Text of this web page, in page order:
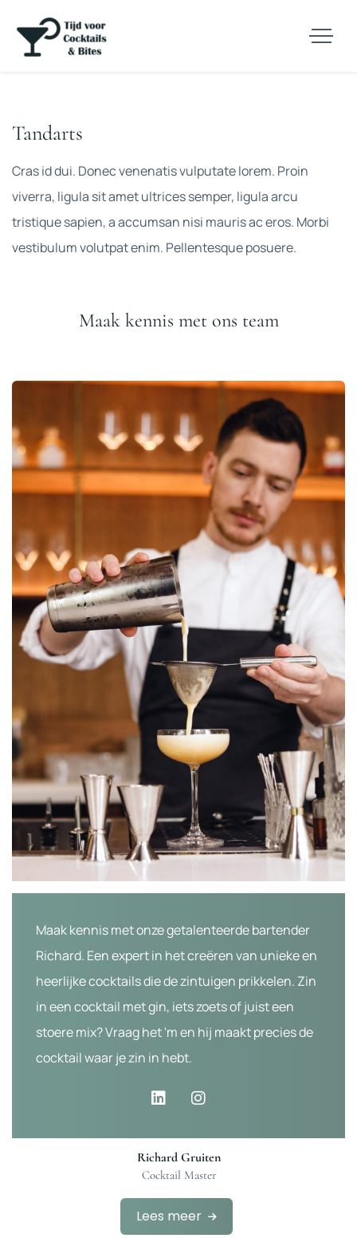
Tandarts
Cras id dui. Donec venenatis vulputate lorem. Proin
viverra, ligula sit amet ultrices semper, ligula arcu
tristique sapien, a accumsan nisi mauris ac eros. Morbi
vestibulum volutpat enim. Pellentesque posuere.
Maak kennis met ons team
Maak kennis met onze getalenteerde bartender
Richard. Een expert in het creëren van unieke en
heerlijke cocktails die de zintuigen prikkelen. Zin
in een cocktail met gin, iets zoets of juist een
stoere mix? Vraag het 'm en hij maakt precies de
cocktail waar je zin in hebt.
Richard Gruiten
Cocktail Master
Lees meer